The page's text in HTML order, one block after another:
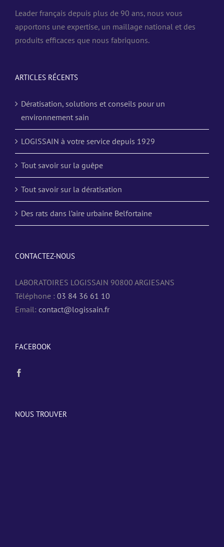
Leader français depuis plus de 90 ans, nous vous
apportons une expertise, un maillage national et des
produits efficaces que nous fabriquons.
ARTICLES RÉCENTS
Dératisation, solutions et conseils pour un
environnement sain
LOGISSAIN à votre service depuis 1929
Tout savoir sur la guêpe
Tout savoir sur la dératisation
Des rats dans l’aire urbaine Belfortaine
CONTACTEZ-NOUS
LABORATOIRES LOGISSAIN 90800 ARGIESANS
Téléphone : 03 84 36 61 10
Email: contact@logissain.fr
FACEBOOK
NOUS TROUVER